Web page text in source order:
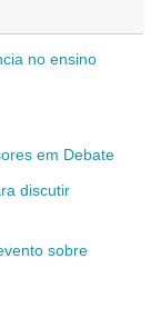
no ensino
em Debate
discutir
sobre